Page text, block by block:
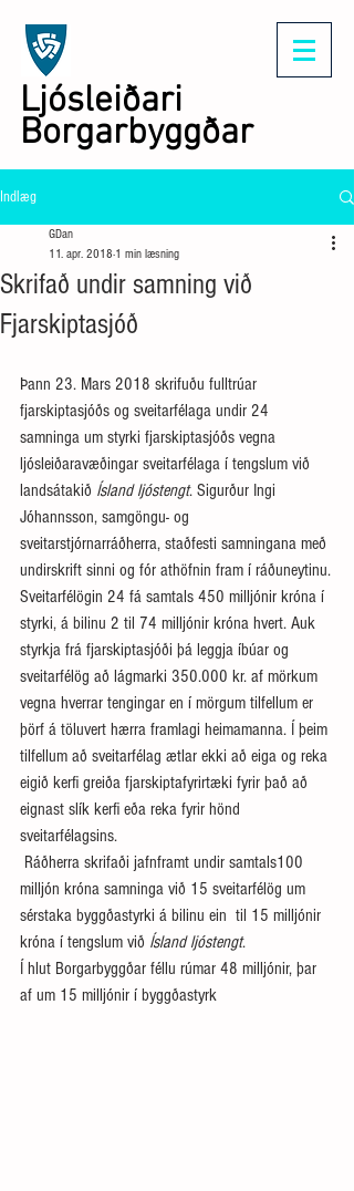
Ljósleiðari
Borgarbyggðar
Indlæg
Skrifað undir samning við
Fjarskiptasjóð
GDan
11. apr. 2018 1 min læsning
Þann 23. Mars 2018 skrifuðu fulltrúar
fjarskiptasjóðs og sveitarfélaga undir 24
samninga um styrki fjarskiptasjóðs vegna
ljósleiðaravæðingar sveitarfélaga í tengslum við
landsátakið Ísland ljóstengt. Sigurður Ingi
Jóhannsson, samgöngu- og
sveitarstjórnarráðherra, staðfesti samningana með
undirskrift sinni og fór athöfnin fram í ráðuneytinu.
Sveitarfélögin 24 fá samtals 450 milljónir króna í
styrki, á bilinu 2 til 74 milljónir króna hvert. Auk
styrkja frá fjarskiptasjóði þá leggja íbúar og
sveitarfélög að lágmarki 350.000 kr. af mörkum
vegna hverrar tengingar en í mörgum tilfellum er
þörf á töluvert hærra framlagi heimamanna. Í þeim
tilfellum að sveitarfélag ætlar ekki að eiga og reka
eigið kerfi greiða fjarskiptafyrirtæki fyrir það að
eignast slík kerfi eða reka fyrir hönd
sveitarfélagsins.
milljón króna samninga við 15 sveitarfélög um
sérstaka byggðastyrki á bilinu ein  til 15 milljónir
króna í tengslum við Ísland ljóstengt.
Í hlut Borgarbyggðar féllu rúmar 48 milljónir, þar
af um 15 milljónir í byggðastyrk